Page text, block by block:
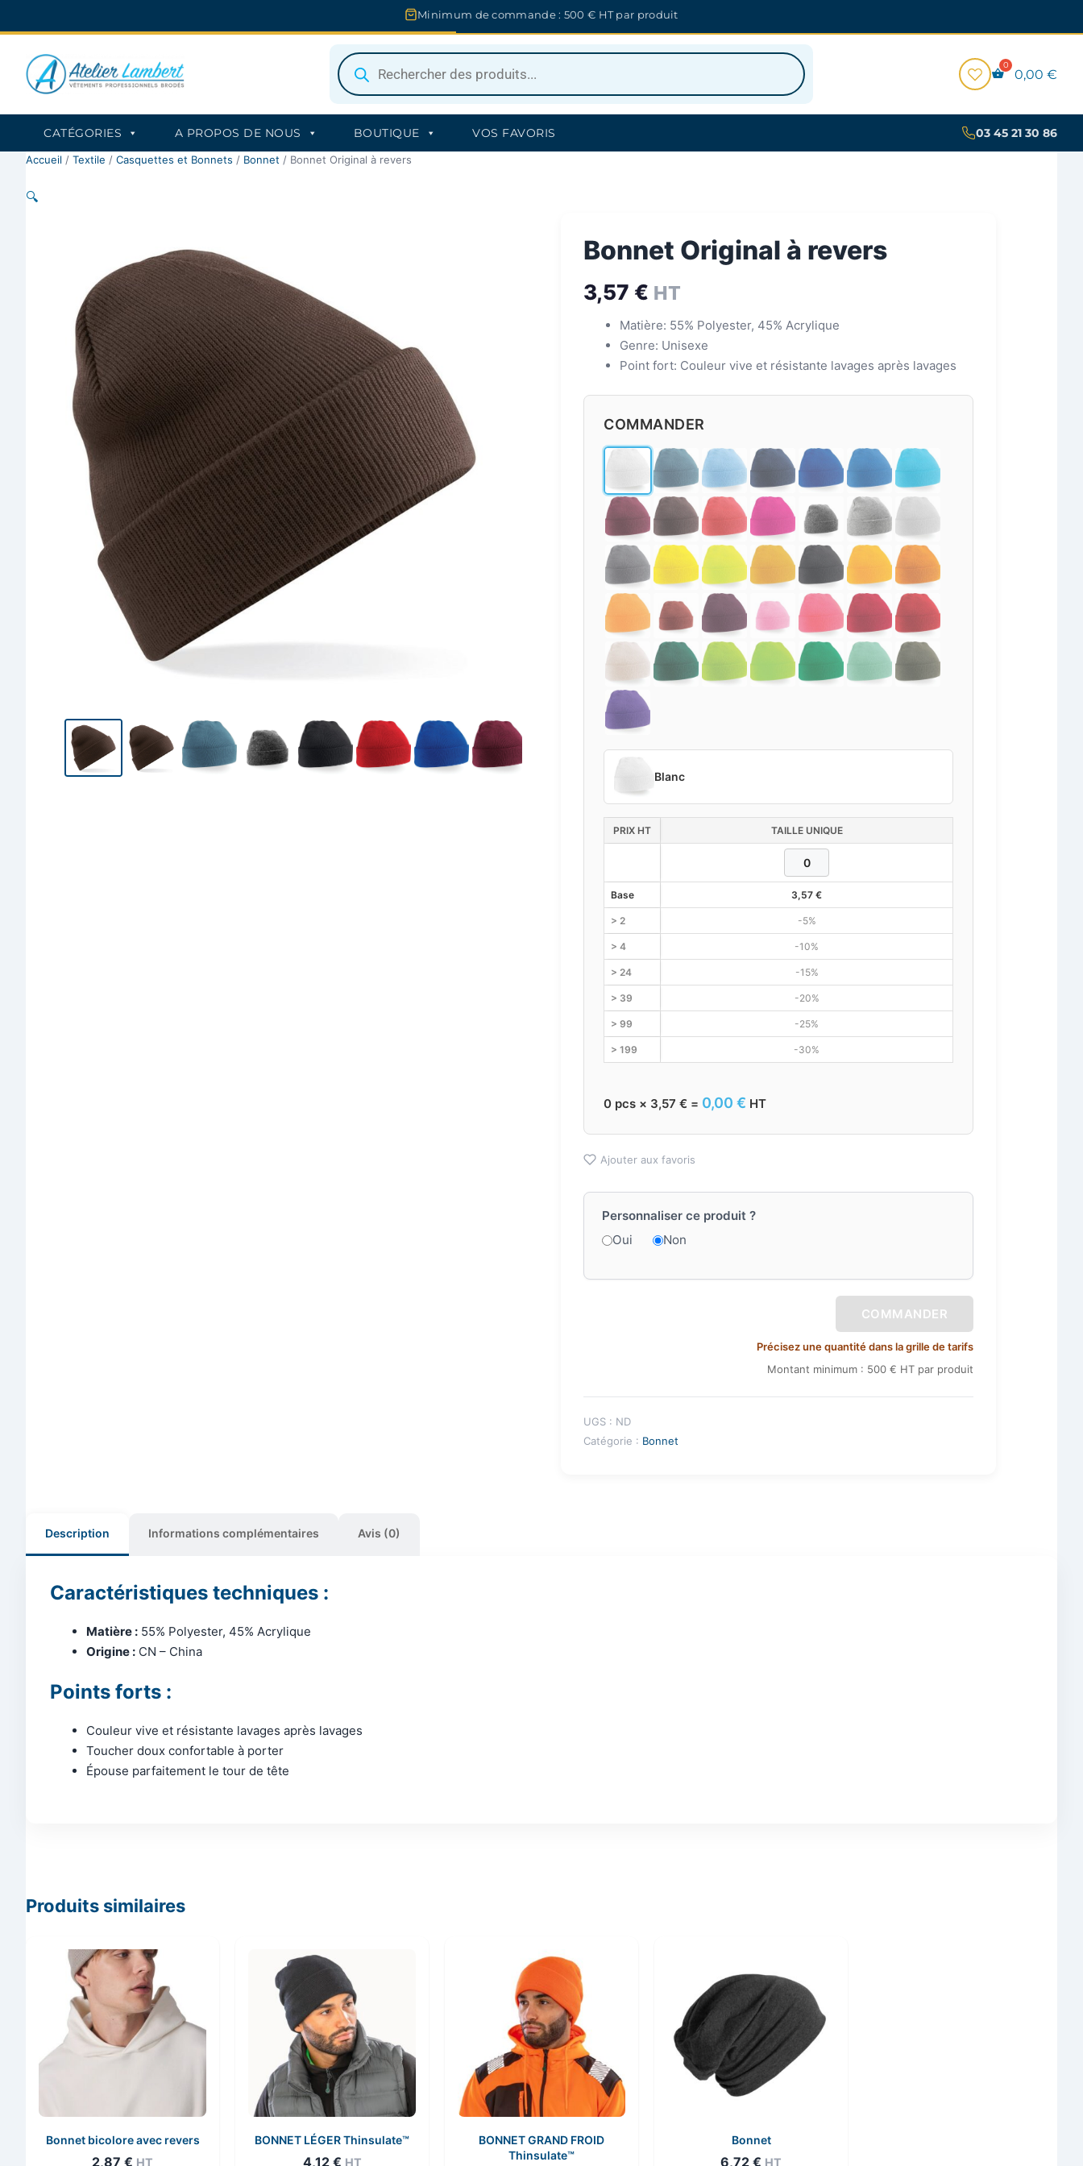
au
Minimum de commande : 500 € HT par produit
Recherche
de
produits
0,00 €
CATÉGORIES A PROPOS DE NOUS BOUTIQUE VOS FAVORIS 03 45 21 30 86
Accueil / Textile / Casquettes et Bonnets / Bonnet / Bonnet Original à revers
🔍
Bonnet Original à revers
3,57 € HT
Matière: 55% Polyester, 45% Acrylique
Genre: Unisexe
Point fort: Couleur vive et résistante lavages après lavages
COMMANDER
Blanc
PRIX HT TAILLE UNIQUE
Base 3,57 €
> 2 -5%
> 4 -10%
> 24 -15%
> 39 -20%
> 99 -25%
> 199 -30%
0 pcs × 3,57 € = 0,00 € HT
Ajouter aux favoris
Personnaliser ce produit ?
Oui
Non
COMMANDER
Précisez une quantité dans la grille de tarifs
Montant minimum : 500 € HT par produit
UGS : ND
Catégorie : Bonnet
Description Informations complémentaires Avis (0)
Caractéristiques techniques :
Matière : 55% Polyester, 45% Acrylique
Origine : CN – China
Points forts :
Couleur vive et résistante lavages après lavages
Toucher doux confortable à porter
Épouse parfaitement le tour de tête
Produits similaires
Bonnet bicolore avec revers
2,87 € HT
BONNET LÉGER Thinsulate™
4,12 € HT
BONNET GRAND FROID
Thinsulate™
Bonnet
6,72 € HT